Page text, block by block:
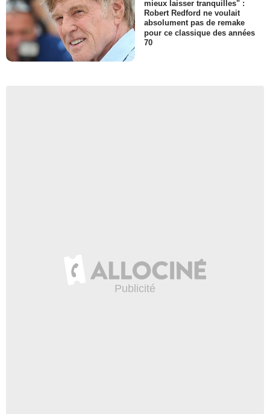
mieux laisser tranquilles" :
Robert Redford ne voulait
absolument pas de remake
pour ce classique des années
70